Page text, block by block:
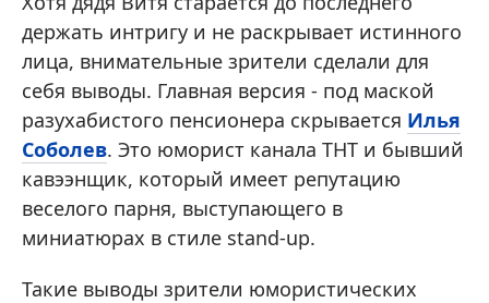
держать интригу и не раскрывает истинного
лица, внимательные зрители сделали для
себя выводы. Главная версия - под маской
разухабистого пенсионера скрывается Илья
Соболев. Это юморист канала ТНТ и бывший
кавээнщик, который имеет репутацию
веселого парня, выступающего в
миниатюрах в стиле stand-up.
Такие выводы зрители юмористических